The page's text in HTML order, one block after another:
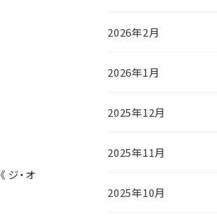
ジ・オ
2026年2月
2026年1月
2025年12月
2025年11月
2025年10月